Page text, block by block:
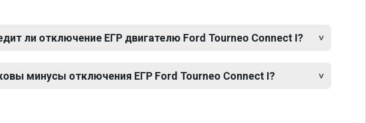
ли отключение ЕГР двигателю Ford Tourneo Connect I?
минусы отключения ЕГР Ford Tourneo Connect I?